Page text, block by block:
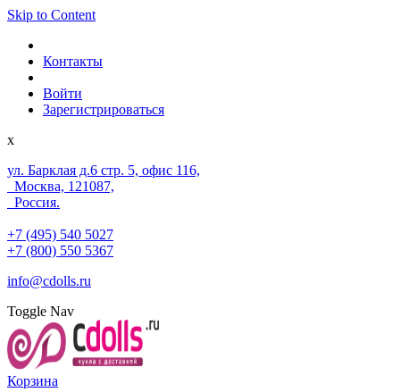
Skip to Content
Контакты
Войти
Зарегистрироваться
x
ул. Барклая д.6 стр. 5, офис 116,
Москва, 121087,
Россия.
+7 (495) 540 5027
+7 (800) 550 5367
info@cdolls.ru
Toggle Nav
Корзина